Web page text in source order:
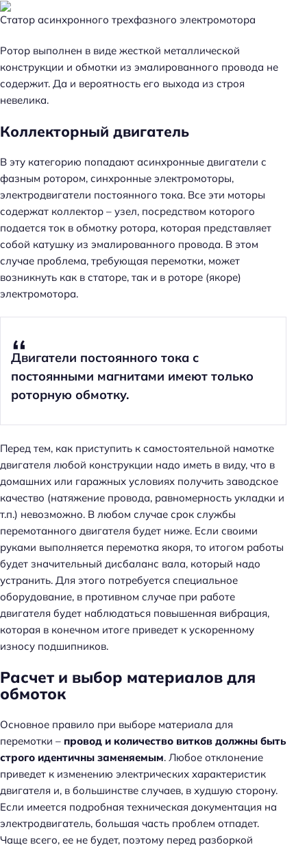
Статор асинхронного трехфазного электромотора
Ротор выполнен в виде жесткой металлической
конструкции и обмотки из эмалированного провода не
содержит. Да и вероятность его выхода из строя
невелика.
Коллекторный двигатель
В эту категорию попадают асинхронные двигатели с
фазным ротором, синхронные электромоторы,
электродвигатели постоянного тока. Все эти моторы
содержат коллектор – узел, посредством которого
подается ток в обмотку ротора, которая представляет
собой катушку из эмалированного провода. В этом
случае проблема, требующая перемотки, может
возникнуть как в статоре, так и в роторе (якоре)
электромотора.
Двигатели постоянного тока с
постоянными магнитами имеют только
роторную обмотку.
Перед тем, как приступить к самостоятельной намотке
двигателя любой конструкции надо иметь в виду, что в
домашних или гаражных условиях получить заводское
качество (натяжение провода, равномерность укладки и
т.п.) невозможно. В любом случае срок службы
перемотанного двигателя будет ниже. Если своими
руками выполняется перемотка якоря, то итогом работы
будет значительный дисбаланс вала, который надо
устранить. Для этого потребуется специальное
оборудование, в противном случае при работе
двигателя будет наблюдаться повышенная вибрация,
которая в конечном итоге приведет к ускоренному
износу подшипников.
Расчет и выбор материалов для
обмоток
Основное правило при выборе материала для
перемотки – провод и количество витков должны быть
строго идентичны заменяемым. Любое отклонение
приведет к изменению электрических характеристик
двигателя и, в большинстве случаев, в худшую сторону.
Если имеется подробная техническая документация на
электродвигатель, большая часть проблем отпадет.
Чаще всего, ее не будет, поэтому перед разборкой